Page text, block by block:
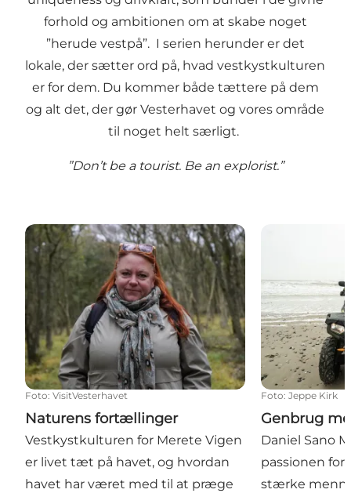
forhold og ambitionen om at skabe noget
”herude vestpå”. I serien herunder er det
lokale, der sætter ord på, hvad vestkystkulturen
er for dem. Du kommer både tættere på dem
og alt det, der gør Vesterhavet og vores område
til noget helt særligt.
”Don’t be a tourist. Be an explorist.”
Naturens fortællinger
Foto: VisitVesterhavet
Naturens fortællinger
Vestkystkulturen for Merete Vigen
er livet tæt på havet, og hvordan
havet har været med til at præge
Foto: Jeppe Kirk
Genbrug
Daniel Sano
passionen for
stærke